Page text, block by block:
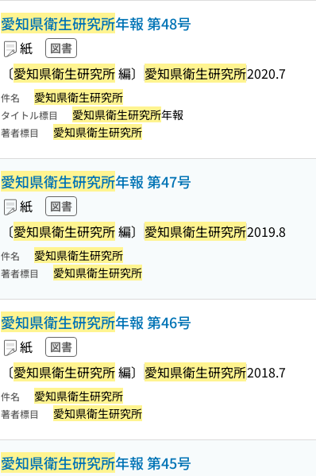
愛知県衛生研究所年報 第48号
紙 図書
〔愛知県衛生研究所編〕 愛知県衛生研究所2020.7
件名 愛知県衛生研究所
タイトル標目 愛知県衛生研究所年報
著者標目 愛知県衛生研究所
愛知県衛生研究所年報 第47号
紙 図書
〔愛知県衛生研究所編〕 愛知県衛生研究所2019.8
件名 愛知県衛生研究所
著者標目 愛知県衛生研究所
愛知県衛生研究所年報 第46号
紙 図書
〔愛知県衛生研究所編〕 愛知県衛生研究所2018.7
件名 愛知県衛生研究所
著者標目 愛知県衛生研究所
愛知県衛生研究所年報 第45号